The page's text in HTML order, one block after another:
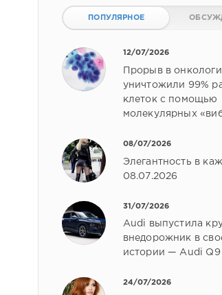
ПОПУЛЯРНОЕ
12/07/2026
Прорыв в
уничтожили 99%
клеток с помощью
молекулярных
08/07/2026
Элегантность в
08.07.2026
31/07/2026
Audi выпустила
внедорожник в
истории — Audi Q9
24/07/2026